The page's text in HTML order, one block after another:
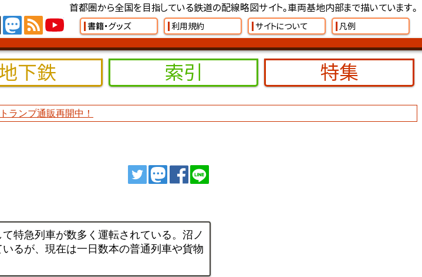
首都圏から全国を目指している鉄道の配線略図サイト。車両基地内部まで描いています。
書籍・グッズ 利用規約 サイトについて 凡例
TH MS RSS
下鉄 索引 特集
ランプ通販再開中！
ツイートトゥート
シェア
特急列車が数多く運転されている。沼ノ
るが、現在は一日数本の普通列車や貨物